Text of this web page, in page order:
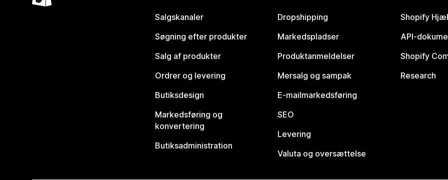
Salgskanaler
Søgning efter produkter
Salg af produkter
Ordrer og levering
Butiksdesign
Markedsføring og
konvertering
Butiksadministration
Dropshipping
Markedspladser
Produktanmeldelser
Mersalg og sampak
E-mailmarkedsføring
SEO
Levering
Valuta og oversættelse
Shopify
API-
Shopify
Research